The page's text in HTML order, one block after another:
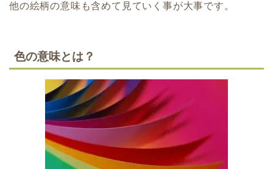
他の絵柄の意味も含めて見ていく事が大事です。
色の意味とは？